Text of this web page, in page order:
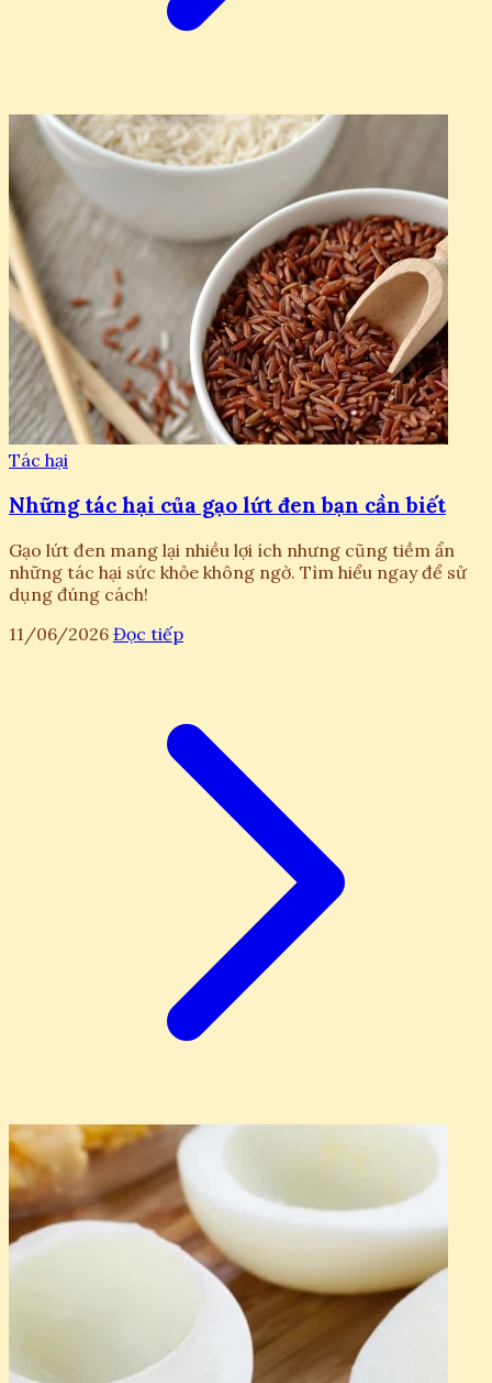
Tác hại
Những tác hại của gạo lứt đen bạn cần biết
Gạo lứt đen mang lại nhiều lợi ích nhưng cũng tiềm ẩn
những tác hại sức khỏe không ngờ. Tìm hiểu ngay để sử
dụng đúng cách!
11/06/2026 Đọc tiếp